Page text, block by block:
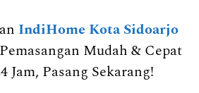
IndiHome Kota Sidoarjo
Mudah & Cepat
Jam, Pasang Sekarang!